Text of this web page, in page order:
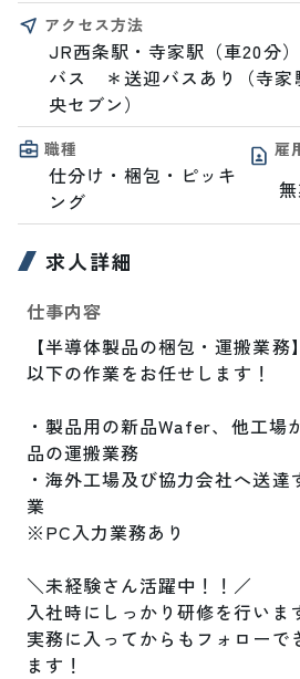
アクセス方法
JR西条駅・寺家駅（車20分
バス　＊送迎バスあり（寺
央セブン）
職種
仕分け・梱包・ピッキ
ング
雇
求人詳細
仕事内容
【半導体製品の梱包・運搬業務】
以下の作業をお任せします！
・製品用の新品Wafer、他工場
品の運搬業務
・海外工場及び協力会社へ送
業
※PC入力業務あり
＼未経験さん活躍中！！／
入社時にしっかり研修を行いま
実務に入ってからもフォローで
ます！